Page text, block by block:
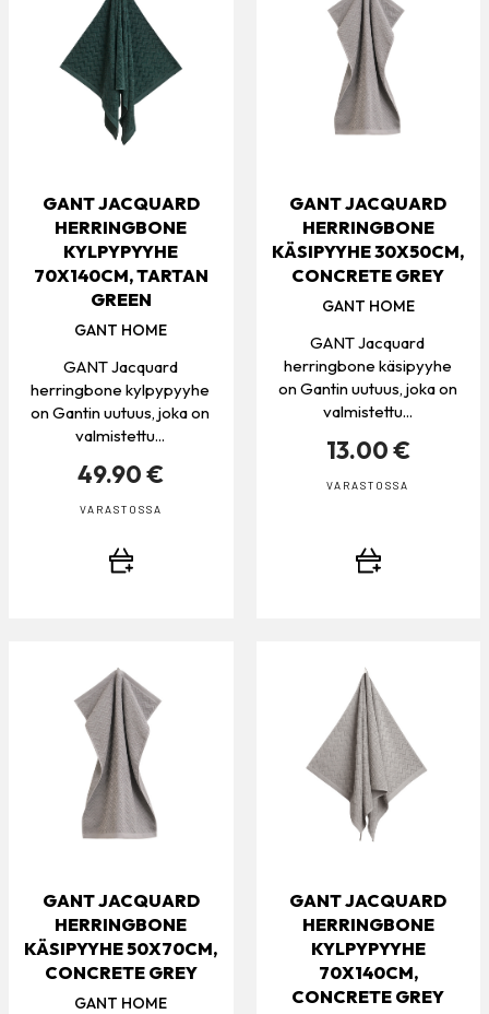
GANT JACQUARD
HERRINGBONE
KYLPYPYYHE
70X140CM, TARTAN
GREEN
GANT HOME
GANT Jacquard
herringbone kylpypyyhe
on Gantin uutuus, joka on
valmistettu...
49.90 €
VARASTOSSA
GANT JACQUARD
HERRINGBONE
KÄSIPYYHE 30X50CM,
CONCRETE GREY
GANT HOME
GANT Jacquard
herringbone käsipyyhe
on Gantin uutuus, joka on
valmistettu...
13.00 €
VARASTOSSA
GANT JACQUARD
HERRINGBONE
KÄSIPYYHE 50X70CM,
CONCRETE GREY
GANT HOME
GANT JACQUARD
HERRINGBONE
KYLPYPYYHE
70X140CM,
CONCRETE GREY